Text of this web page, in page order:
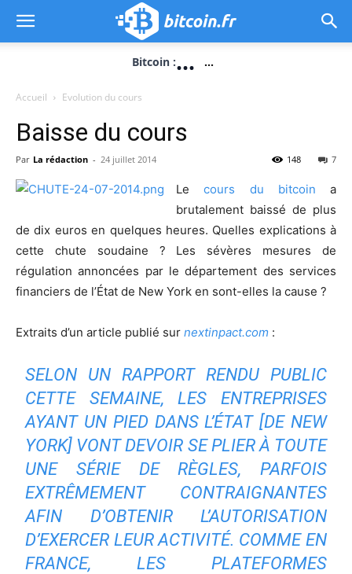
Bitcoin :... ...
Accueil Evolution du cours
Baisse du cours
Par La rédaction - 24 juillet 2014 7
148
Lecours du bitcoin a
brutalement baissé de plus
de dix euros en quelques heures. Quelles explications à
cette chute soudaine ? Les sévères mesures de
régulation annoncées par le département des services
financiers de l’État de New York en sont-elles la cause ?
Extraits d’un article publié sur nextinpact.com :
SELON UN RAPPORT RENDU PUBLIC
CETTE SEMAINE, LES ENTREPRISES
AYANT UN PIED DANS L’ÉTAT [DE NEW
YORK] VONT DEVOIR SE PLIER À TOUTE
UNE SÉRIE DE RÈGLES, PARFOIS
EXTRÊMEMENT CONTRAIGNANTES
AFIN D’OBTENIR L’AUTORISATION
D’EXERCER LEUR ACTIVITÉ. COMME EN
FRANCE, LES PLATEFORMES